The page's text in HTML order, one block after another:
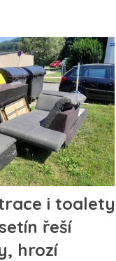
i toalety
řeší
hrozí